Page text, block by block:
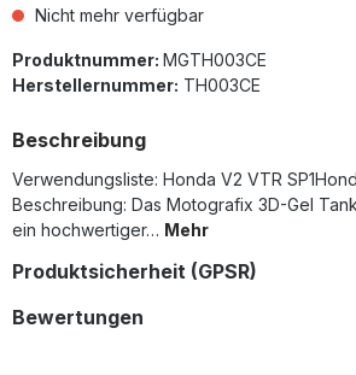
Nicht mehr verfügbar
Produktnummer: MGTH003CE
Herstellernummer: TH003CE
Beschreibung
Verwendungsliste: Honda V2 VTR
Beschreibung: Das Motografix 3D-Gel
ein hochwertiger… Mehr
Produktsicherheit (GPSR)
Bewertungen